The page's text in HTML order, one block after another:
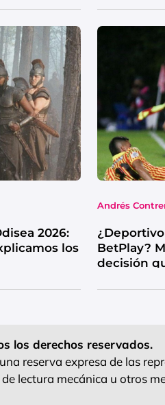
2026:
los
Andrés
BetPlay?
decisión
los derechos reservados.
reserva expresa de las
lectura mecánica u otros